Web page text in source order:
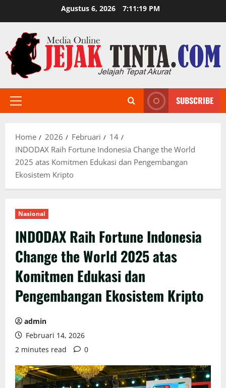
to
content
Agustus 6, 2026 7:11:20 PM
Primary
SUBSCRIBE
Home 2026 Februari
14
INDODAX Raih Fortune Indonesia Change the World
2025 atas Komitmen Edukasi dan Pengembangan
Ekosistem Kripto
Nasional
INDODAX Raih Fortune Indonesia
Change the World 2025 atas
Komitmen Edukasi dan
Pengembangan Ekosistem Kripto
admin
Februari 14, 2026
2 minutes read
0